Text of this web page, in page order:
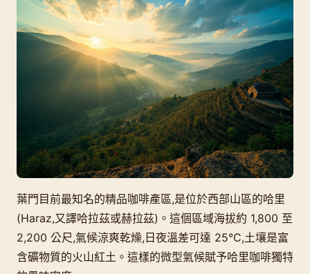
葉門目前最知名的精品咖啡產區,是位於西部山區的哈里
(Haraz,又譯哈拉茲或赫拉茲)。這個區域海拔約 1,800 至
2,200 公尺,氣候涼爽乾燥,日夜溫差可達 25°C,土壤是富
含礦物質的火山紅土。這樣的微型氣候賦予哈里咖啡獨特